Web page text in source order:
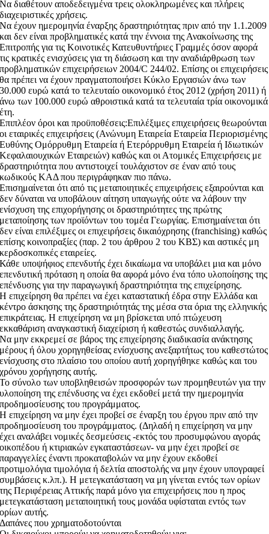
Να διαθέτουν αποδεδειγμένα τρεις ολοκληρωμένες και πλήρεις
διαχειριστικές χρήσεις.
Να έχουν ημερομηνία έναρξης δραστηριότητας πριν από την 1.1.2009
και δεν είναι προβληματικές κατά την έννοια της Ανακοίνωσης της
Επιτροπής για τις Κοινοτικές Κατευθυντήριες Γραμμές όσον αφορά
τις κρατικές ενισχύσεις για τη διάσωση και την αναδιάρθρωση των
προβληματικών επιχειρήσειων 2004/C 244/02. Επίσης οι επιχειρήσεις
θα πρέπει να έχουν πραγματοποιήσει Κύκλο Εργασιών άνω των
30.000 ευρώ κατά το τελευταίο οικονομικό έτος 2012 (χρήση 2011) ή
άνω των 100.000 ευρώ αθροιστικά κατά τα τελευταία τρία οικονομικά
έτη.
Επιπλέον όροι και προϋποθέσεις:Επιλέξιμες επιχειρήσεις θεωρούνται
οι εταιρικές επιχειρήσεις (Ανώνυμη Εταιρεία Εταιρεία Περιορισμένης
Ευθύνης Ομόρρυθμη Εταιρεία ή Ετερόρρυθμη Εταιρεία ή Ιδιωτικών
Κεφαλαιουχικών Εταιρειών) καθώς και οι Ατομικές Επιχειρήσεις με
δραστηριότητα που αντιστοιχεί τουλάχιστον σε έναν από τους
κωδικούς ΚΑΔ που περιγράφηκαν πιο πάνω.
Επισημαίνεται ότι από τις μεταποιητικές επιχειρήσεις εξαιρούνται και
δεν δύναται να υποβάλουν αίτηση υπαγωγής ούτε να λάβουν την
ενίσχυση της επιχορήγησης οι δραστηριότητες της πρώτης
μεταποίησης των προϊόντων του τομέα Γεωργίας. Επισημαίνεται ότι
δεν είναι επιλέξιμες οι επιχειρήσεις δικαιόχρησης (franchising) καθώς
επίσης κοινοπραξίες (παρ. 2 του άρθρου 2 του ΚΒΣ) και αστικές μη
κερδοσκοπικές εταιρείες.
Κάθε υποψήφιος επενδυτής έχει δικαίωμα να υποβάλει μια και μόνο
επενδυτική πρόταση η οποία θα αφορά μόνο ένα τόπο υλοποίησης της
επένδυσης για την παραγωγική δραστηριότητα της επιχείρησης.
Η επιχείρηση θα πρέπει να έχει καταστατική έδρα στην Ελλάδα και
κέντρο άσκησης της δραστηριότητάς της μέσα στα όρια της ελληνικής
επικράτειας. Η επιχείρηση να μη βρίσκεται υπό πτώχευση
εκκαθάριση αναγκαστική διαχείριση ή καθεστώς συνδιαλλαγής.
Να μην εκκρεμεί σε βάρος της επιχείρησης διαδικασία ανάκτησης
μέρους ή όλου χορηγηθείσας ενίσχυσης ανεξαρτήτως του καθεστώτος
ενίσχυσης στο πλαίσιο του οποίου αυτή χορηγήθηκε καθώς και του
χρόνου χορήγησης αυτής.
Το σύνολο των υποβληθεισών προσφορών των προμηθευτών για την
υλοποίηση της επένδυσης να έχει εκδοθεί μετά την ημερομηνία
προδημοσίευσης του προγράμματος.
Η επιχείρηση να μην έχει προβεί σε έναρξη του έργου πριν από την
προδημοσίευση του προγράμματος. (Δηλαδή η επιχείρηση να μην
έχει αναλάβει νομικές δεσμεύσεις -εκτός του προσυμφώνου αγοράς
οικοπέδου ή κτιριακών εγκαταστάσεων- να μην έχει προβεί σε
παραγγελίες έναντι προκαταβολών να μην έχουν εκδοθεί
προτιμολόγια τιμολόγια ή δελτία αποστολής να μην έχουν υπογραφεί
συμβάσεις κ.λπ.). Η μετεγκατάσταση να μη γίνεται εντός των ορίων
της Περιφέρειας Αττικής παρά μόνο για επιχειρήσεις που η προς
μετεγκατάσταση μεταποιητική τους μονάδα υφίσταται εντός των
ορίων αυτής.
Δαπάνες που χρηματοδοτούνται